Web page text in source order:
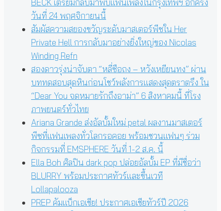
BECK เตรียมกลับมาพบแฟนเพลงในกรุงเทพฯ อีกครั้ง
วันที่ 24 พฤศจิกายนนี้
สัมผัสความสยองขวัญระดับมาสเตอร์พีซใน Her
Private Hell การกลับมาอย่างยิ่งใหญ่ของ Nicolas
Winding Refn
สองดาวรุ่งน่าจับตา “หลี่ซือถง – หวังเหยียนทง” ผ่าน
บททดสอบสุดหินก่อนโชว์พลังการแสดงสุดตราตรึง ใน
“Dear You จดหมายรักถึงอาม่า” 6 สิงหาคมนี้ ที่โรง
ภาพยนตร์ทั่วไทย
Ariana Grande ส่งอัลบั้มใหม่ petal ผลงานมาสเตอร์
พีซที่แฟนเพลงทั่วโลกรอคอย พร้อมชวนแฟนๆ ร่วม
กิจกรรมที่ EMSPHERE วันที่ 1-2 ส.ค. นี้
Ella Boh ศิลปิน dark pop ปล่อยอัลบั้ม EP ที่มีชื่อว่า
BLURRY พร้อมประกาศทัวร์และขึ้นเวที
Lollapalooza
PREP คัมแบ็กเอเชีย! ประกาศเอเชียทัวร์ปี 2026